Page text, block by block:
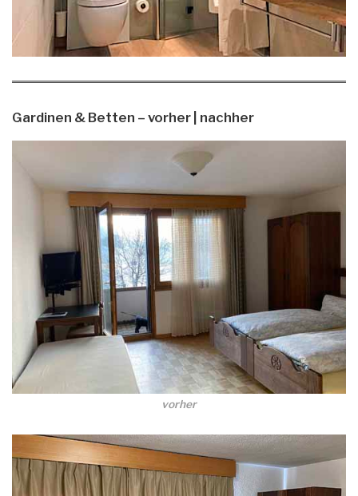
Gardinen & Betten – vorher | nachher
vorher